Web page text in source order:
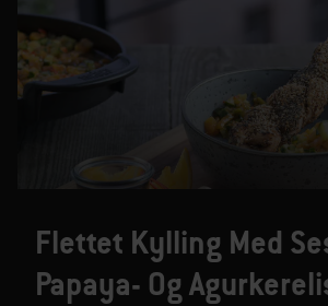
Flettet Kylling Med
Papaya- Og